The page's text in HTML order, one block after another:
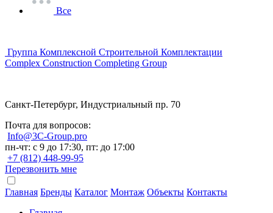
Все
Группа Комплексной Строительной Комплектации
Complex Construction Completing Group
Санкт-Петербург, Индустриальный пр. 70
Почта для вопросов:
Info@3C-Group.pro
пн-чт: с 9 до 17:30, пт: до 17:00
+7 (812) 448-99-95
Перезвонить мне
Главная Бренды Каталог Монтаж Объекты Контакты